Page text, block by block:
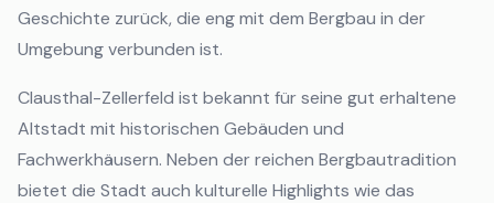
Geschichte zurück, die eng mit dem Bergbau in der
Umgebung verbunden ist.
Clausthal-Zellerfeld ist bekannt für seine gut erhaltene
Altstadt mit historischen Gebäuden und
Fachwerkhäusern. Neben der reichen Bergbautradition
bietet die Stadt auch kulturelle Highlights wie das